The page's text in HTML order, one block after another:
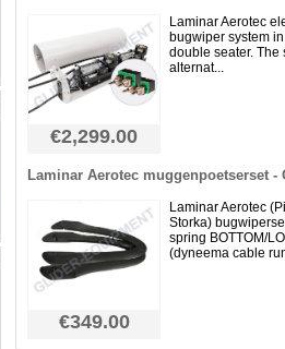
Laminar Aerotec
bugwiper system
double seater. The
alternat...
€2,299.00
Laminar Aerotec muggenpoetserset -
Laminar Aerotec
Storka)
spring BOTTOM/
(dyneema cable
€349.00